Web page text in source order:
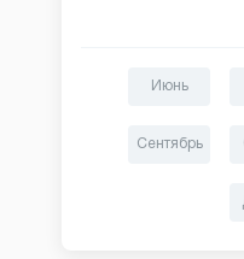
Июнь
Сентябрь